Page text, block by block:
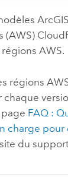
(AWS)
AWS.
régions
page FAQ :
charge pour
du